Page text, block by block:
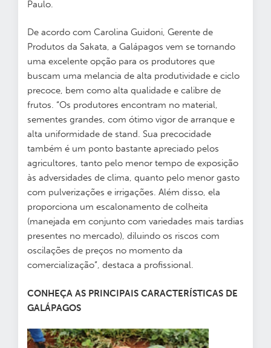
Paulo.
De acordo com Carolina Guidoni, Gerente de
Produtos da Sakata, a Galápagos vem se tornando
uma excelente opção para os produtores que
buscam uma melancia de alta produtividade e ciclo
precoce, bem como alta qualidade e calibre de
frutos. “Os produtores encontram no material,
sementes grandes, com ótimo vigor de arranque e
alta uniformidade de stand. Sua precocidade
também é um ponto bastante apreciado pelos
agricultores, tanto pelo menor tempo de exposição
às adversidades de clima, quanto pelo menor gasto
com pulverizações e irrigações. Além disso, ela
proporciona um escalonamento de colheita
(manejada em conjunto com variedades mais tardias
presentes no mercado), diluindo os riscos com
oscilações de preços no momento da
comercialização”, destaca a profissional.
CONHEÇA AS PRINCIPAIS CARACTERÍSTICAS DE
GALÁPAGOS